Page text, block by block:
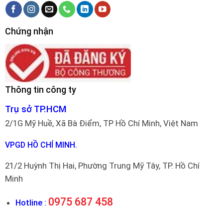
Chứng nhận
Thông tin công ty
Trụ sở TP.HCM
2/1G Mỹ Huề, Xã Bà Điểm, TP Hồ Chí Minh, Việt Nam
VPGD HỒ CHÍ MINH.
21/2 Huỳnh Thị Hai, Phường Trung Mỹ Tây, TP. Hồ Chí
Minh
Hotline : 0975 687 458